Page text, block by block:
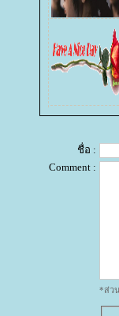
ชื่อ :
Comment :
*ส่วน